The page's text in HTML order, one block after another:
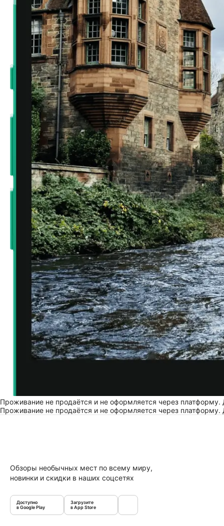
Проживание не продаётся и не оформляется через
Проживание не продаётся и не оформляется через
Обзоры необычных мест по всему миру,
новинки и скидки в наших соцсетях
Доступно
в Google Play
Загрузите
в App Store